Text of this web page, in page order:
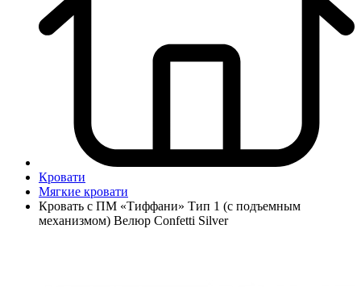
Кровати
Мягкие кровати
Кровать с ПМ «Тиффани» Тип 1 (с подъемным
механизмом) Велюр Confetti Silver